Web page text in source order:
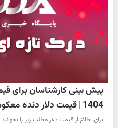
1404 | قیمت دلار دنده معکوس کشید؟
برای اطلاع از قیمت دلار مطلب زیر را بخوانید.